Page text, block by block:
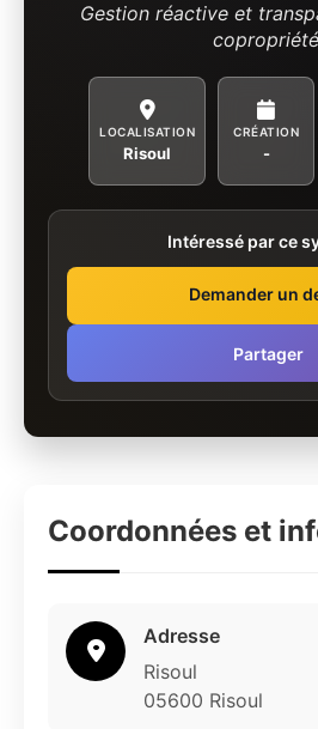
Gestion réactive et
LOCALISATION
Risoul
CRÉATION
-
Intéressé par ce
Demander un
Partager
Coordonnées et
Adresse
Risoul
05600 Risoul